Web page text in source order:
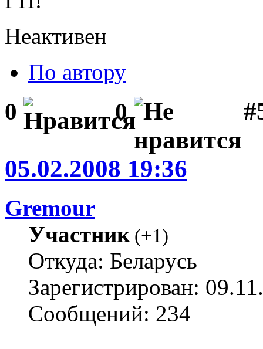
Неактивен
По автору
0 0
05.02.2008 19:36
Gremour
Участник(+1)
Откуда: Беларусь
Зарегистрирован:
Сообщений: 234